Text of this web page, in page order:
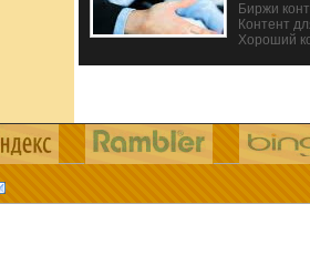
Биржи
Контент
Хороший